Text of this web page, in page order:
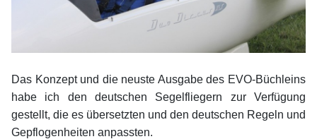
Das Konzept und die neuste Ausgabe des EVO-Büchleins
habe ich den deutschen Segelfliegern zur Verfügung
gestellt, die es übersetzten und den deutschen Regeln und
Gepflogenheiten anpassten.